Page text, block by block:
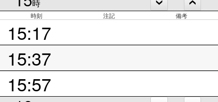
時
時刻 注記 備考
15:17
15:37
15:57